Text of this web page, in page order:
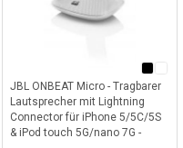
JBL ONBEAT Micro - Tragbarer
Lautsprecher mit Lightning
Connector für iPhone 5/5C/5S
& iPod touch 5G/nano 7G -